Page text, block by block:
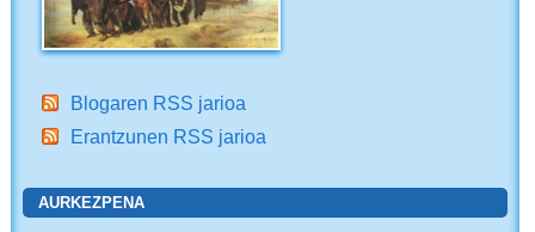
Blogaren RSS jarioa
Erantzunen RSS jarioa
AURKEZPENA